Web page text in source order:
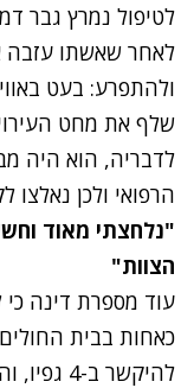
לאחר שאשתו
ולהתפרע: בעט
שלף את מחט העירוי
לדבריה, הוא היה
הרפואי ולכן נאלצו
"נלחצתי מאוד
הצוות"
כאחות בבית
להיקשר